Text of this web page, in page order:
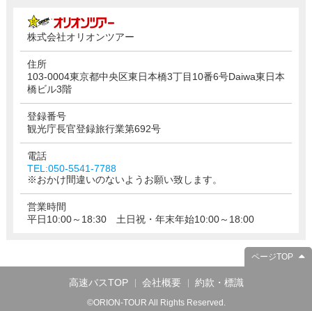
株式会社オリオンツアー
住所
103-0004東京都中央区東日本橋3丁目10番6号Daiwa東日本
橋ビル3階
登録番号
観光庁長官登録旅行業第692号
電話
TEL:050-5541-7788
※おかけ間違いのないようお願い致します。
営業時間
平日10:00～18:30 土日祝・年末年始10:00～18:00
ページTOP
高速バスTOP 会社概要 約款・標識
©ORION-TOUR All Rights Reserved.